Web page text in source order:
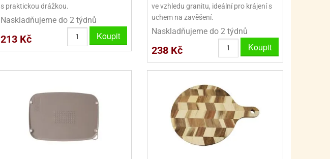
s praktickou drážkou.
Naskladňujeme do 2 týdnů
213 Kč Koupit
ve vzhledu granitu, ideální pro krájení s
uchem na zavěšení.
Naskladňujeme do 2 týdnů
238 Kč Koupit